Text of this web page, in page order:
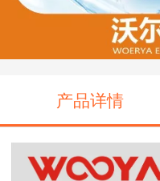
0WEY-SH605 红色
产品详情